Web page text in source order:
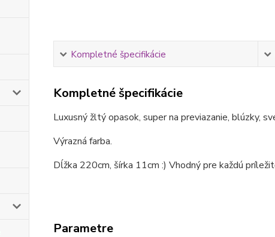
Kompletné špecifikácie
Kompletné špecifikácie
Luxusný žltý opasok, super na previazanie, blúzky,
Výrazná farba.
Dĺžka 220cm, šírka 11cm :) Vhodný pre každú
Parametre